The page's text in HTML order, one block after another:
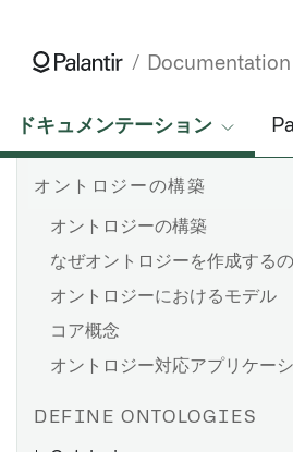
Documentation
ドキュメンテーション
オントロジーの構築
オントロジーの構築
なぜオントロジーを作成する
オントロジーにおけるモデル
コア概念
オントロジー対応アプリケー
DEFINE ONTOLOGIES